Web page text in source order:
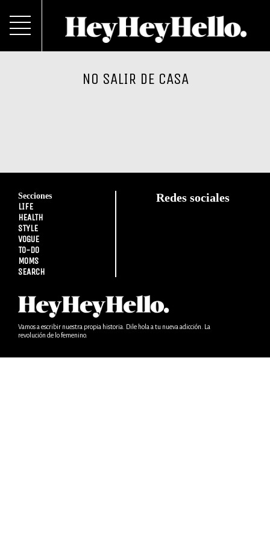
NO SALIR DE CASA
Secciones
LIFE
HEALTH
STYLE
VOGUE
TO-DO
MOMS
SEARCH
Redes sociales
Vamos a escribir nuestra propia historia. Dile hola a tu nueva adicción. La
revolución de lo femenino.